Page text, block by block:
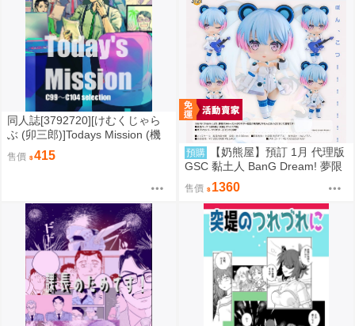
同人誌[3792720][けむくじゃら
ぶ (卯三郎)]Todays Mission (機
動警察)
售價 415 預購
【奶熊屋】預訂 1月 代理版
GSC 黏土人 BanG Dream! 夢限
大 MewType 峰月律 0905
售價 1360